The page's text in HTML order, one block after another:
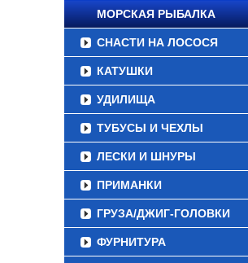
МОРСКАЯ РЫБАЛКА
СНАСТИ НА ЛОСОСЯ
КАТУШКИ
УДИЛИЩА
ТУБУСЫ И ЧЕХЛЫ
ЛЕСКИ И ШНУРЫ
ПРИМАНКИ
ГРУЗА/ДЖИГ-ГОЛОВКИ
ФУРНИТУРА